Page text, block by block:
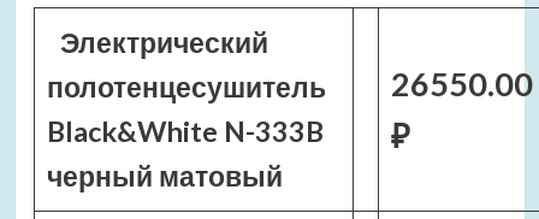
Электрический
полотенцесушитель
Black&White N-333B
черный матовый
26550.00
₽